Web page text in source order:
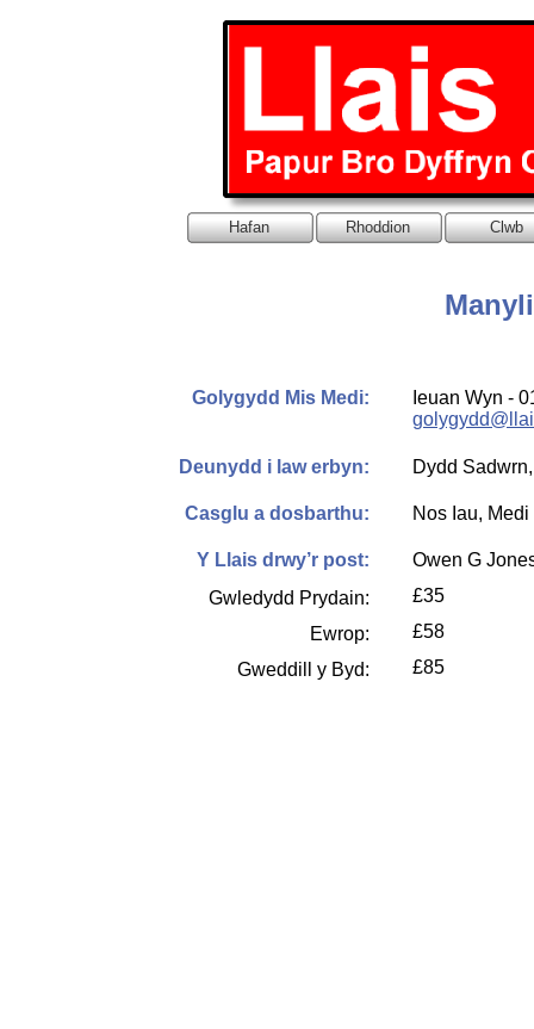
Hafan Rhoddion Clwb
Golygydd Mis Medi: Ieuan Wyn -
Deunydd i law erbyn: Dydd
Casglu a dosbarthu: Nos Iau,
Y Llais drwy’r post:
Gwledydd Prydain:
Ewrop:
Gweddill y Byd:
Owen G
£35
£58
£85